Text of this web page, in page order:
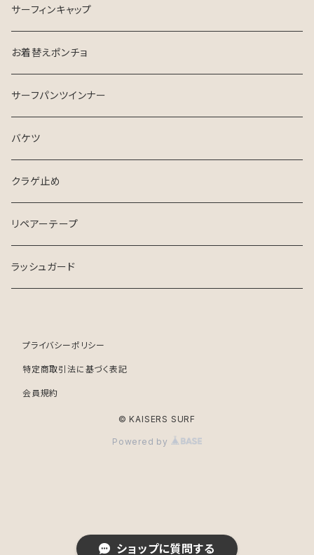
ショップに質問する
サーフィンキャップ
お着替えポンチョ
サーフパンツインナー
バケツ
クラゲ止め
リペアーテープ
ラッシュガード
プライバシーポリシー
特定商取引法に基づく表記
会員規約
© KAISERS SURF
Powered by